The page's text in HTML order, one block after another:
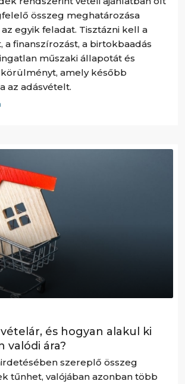
összeg meghatározása
egyik feladat. Tisztázni kell a
a finanszírozást, a birtokbaadás
műszaki állapotát és
amely később
az adásvételt.
és hogyan alakul ki
valódi ára?
szereplő összeg
tűnhet, valójában azonban több